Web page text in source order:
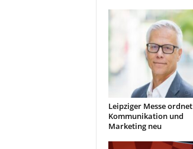
Leipziger Messe ordnet
Kommunikation und
Marketing neu